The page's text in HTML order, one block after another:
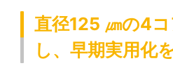
直径125 ㎛の4
し、早期実用化